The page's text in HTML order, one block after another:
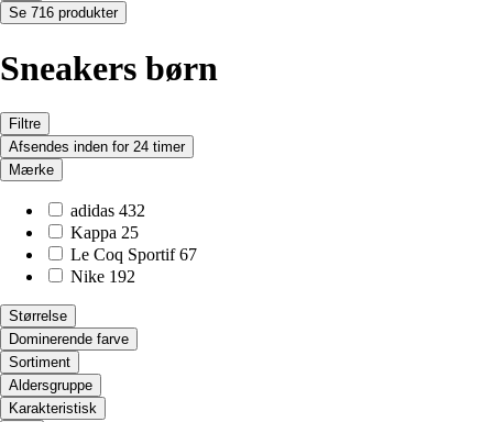
Se 716 produkter
Sneakers børn
Filtre
Afsendes inden for 24 timer
Mærke
adidas 432
Kappa 25
Le Coq Sportif 67
Nike 192
Størrelse
Dominerende farve
Sortiment
Aldersgruppe
Karakteristisk